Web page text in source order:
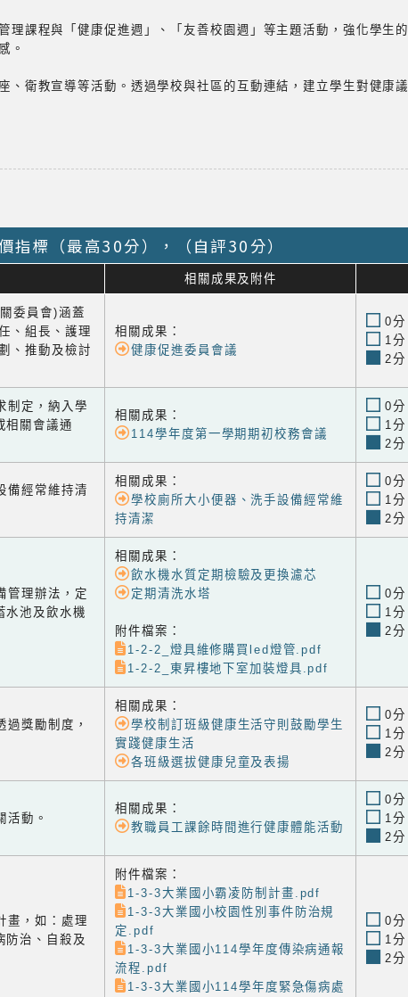
理課程與「健康促進週」、「友善校園週」等主題活動，強化學生的
。
、衛教宣導等活動。透過學校與社區的互動連結，建立學生對健康議
指標（最高30分），（自評30分）
相關成果及附件
委員會)涵蓋
、組長、護理
、推動及檢討
相關成果：
健康促進委員會議
0分
1分
2分
制定，納入學
相關會議通
相關成果：
114學年度第一學期期初校務會議
0分
1分
2分
備經常維持清
相關成果：
學校廁所大小便器、洗手設備經常維
持清潔
0分
1分
2分
管理辦法，定
水池及飲水機
相關成果：
飲水機水質定期檢驗及更換濾芯
定期清洗水塔
附件檔案：
1-2-2_燈具維修購買led燈管.pdf
1-2-2_東昇樓地下室加裝燈具.pdf
0分
1分
2分
獎勵制度，
相關成果：
學校制訂班級健康生活守則鼓勵學生
實踐健康生活
各班級選拔健康兒童及表揚
0分
1分
2分
活動。
相關成果：
教職員工課餘時間進行健康體能活動
0分
1分
2分
畫，如：處理
防治、自殺及
附件檔案：
1-3-3大業國小霸凌防制計畫.pdf
1-3-3大業國小校園性別事件防治規
定.pdf
1-3-3大業國小114學年度傳染病通報
流程.pdf
1-3-3大業國小114學年度緊急傷病處
0分
1分
2分